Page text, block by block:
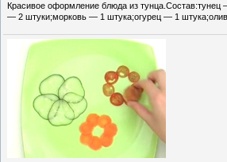
Красивое оформление блюда из
— 2 штуки;морковь — 1 штука;огурец — 1